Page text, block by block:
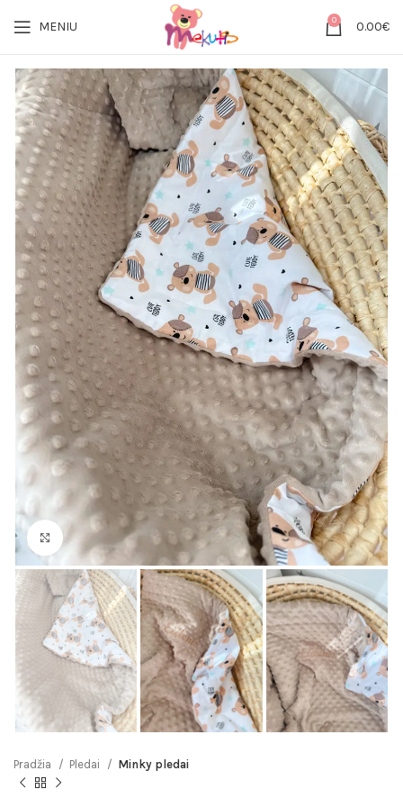
MENIU 0 0.00€
Click to enlarge
Pradžia Pledai Minky pledai